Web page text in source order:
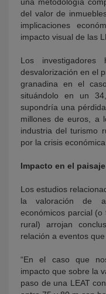
del valor de
implicaciones
impacto visual de las
Los
desvalorización en el
granadina en el
situándolo en un
supondría una
millones de euros, a
industria del turismo
por la crisis
Impacto en el paisaje
Los estudios
la valoración de
económicos parcial
rural) arrojan
relación a eventos
“En el caso que
impacto que sobre la
paso de una LEAT